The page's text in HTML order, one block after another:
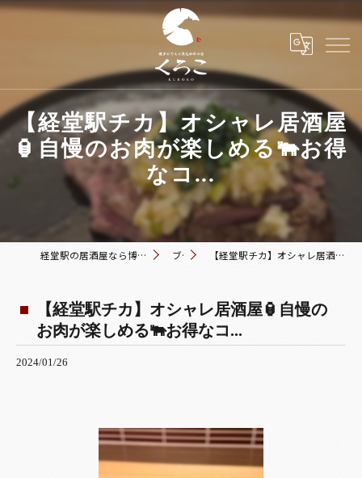
【経堂駅チカ】オシャレ居酒屋
🏮自慢のお肉が楽しめる🐃お得
なコ...
経堂駅の居酒屋なら博多おでんと黒毛和牛の店 くろこ ブログ 【経堂駅チカ】オシャレ居酒屋🏮自慢のお肉が楽しめる🐃お得なコ...
【経堂駅チカ】オシャレ居酒屋🏮自慢の
お肉が楽しめる🐃お得なコ...
2024/01/26